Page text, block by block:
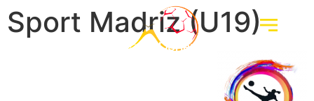
Sport Madriz (U19)